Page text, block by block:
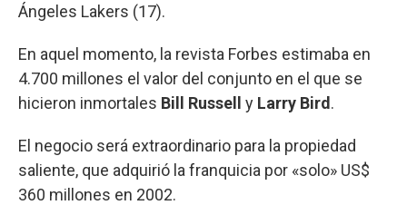
Ángeles Lakers (17).
En aquel momento, la revista Forbes estimaba en
4.700 millones el valor del conjunto en el que se
hicieron inmortales Bill Russell y Larry Bird .
El negocio será extraordinario para la propiedad
saliente, que adquirió la franquicia por «solo» US$
360 millones en 2002.